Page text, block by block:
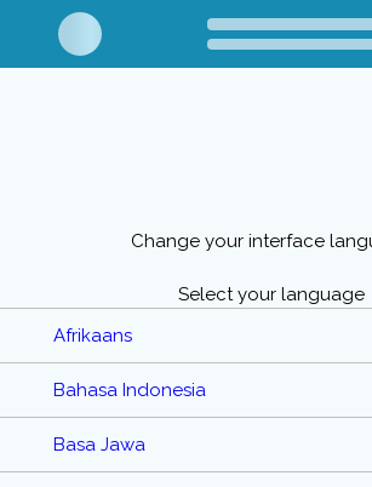
Change your interface
Select your language
Afrikaans
Bahasa Indonesia
Basa Jawa